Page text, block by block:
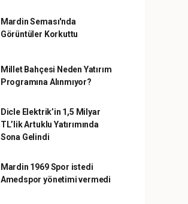
Mardin Seması'nda
Görüntüler Korkuttu
Millet Bahçesi Neden Yatırım
Programına Alınmıyor?
Dicle Elektrik’in 1,5 Milyar
TL’lik Artuklu Yatırımında
Sona Gelindi
Mardin 1969 Spor istedi
Amedspor yönetimi vermedi